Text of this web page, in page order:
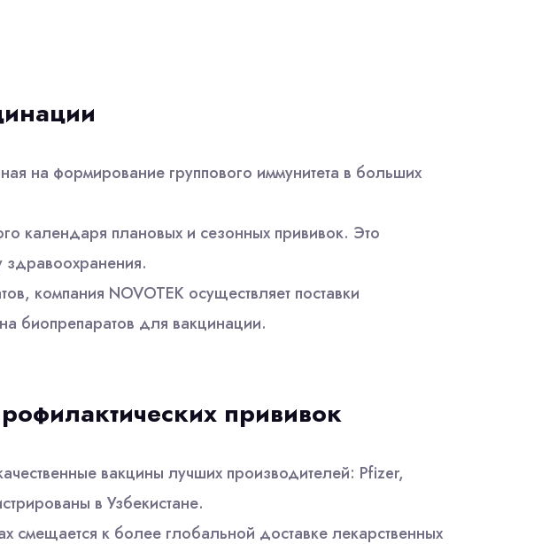
на формирование группового иммунитета в больших
календаря плановых и сезонных прививок. Это
здравоохранения.
компания NOVOTEK осуществляет поставки
биопрепаратов для вакцинации.
прививок
вакцины лучших производителей: Pfizer,
в Узбекистане.
смещается к более глобальной доставке лекарственных